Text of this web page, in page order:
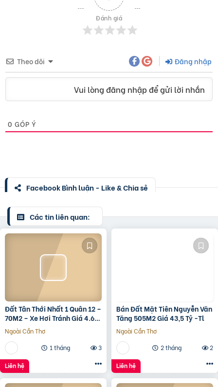
Đánh giá
Theo dõi Đăng nhập
Vui lòng đăng nhập để gửi lời nhắn
0 GÓP Ý
Facebook Bình luận - Like & Chia sẻ
Các tin liên quan:
Đất Tân Thới Nhất 1 Quân 12 –
70M2 – Xe Hơi Tránh Giá 4.6
Tỷ – Shr
Ngoài Cần Thơ
1 tháng
3
Liên hệ
Bán Đất Mặt Tiên Nguyễn Văn
Tăng 505M2 Giá 43,5 Tỷ -Tl
Ngoài Cần Thơ
2 tháng
2
Liên hệ